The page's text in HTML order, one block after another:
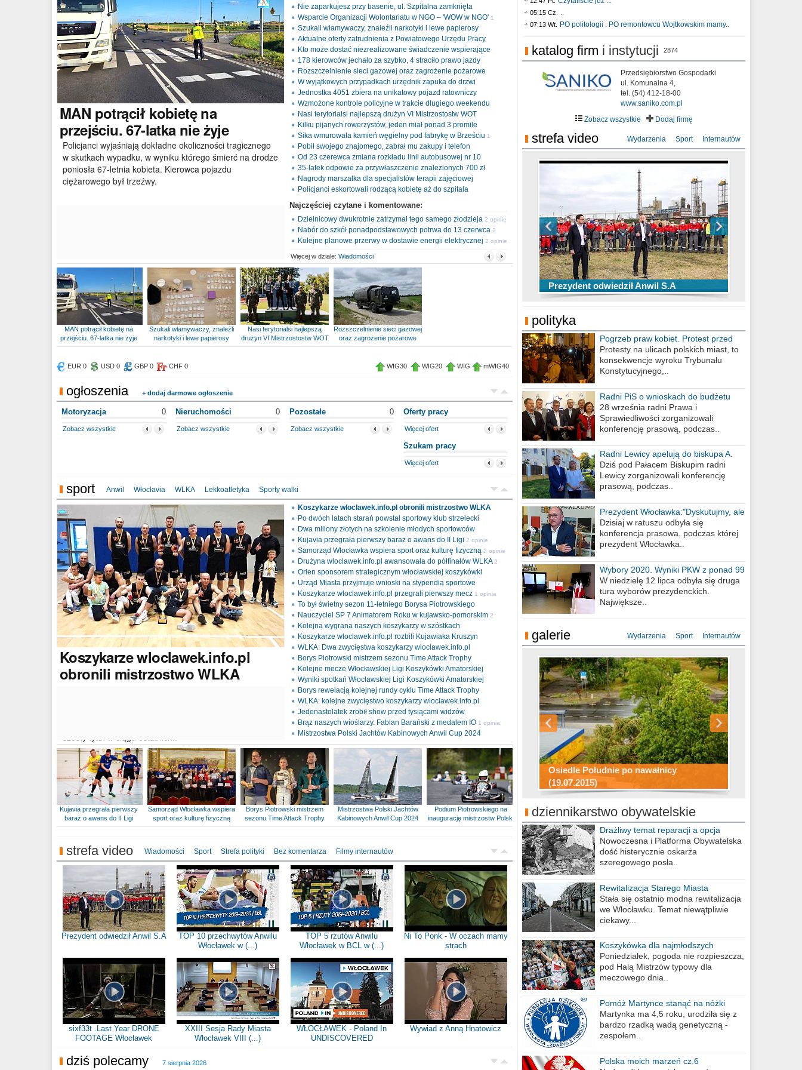
MAN potrącił kobietę na
przejściu. 67-latka nie żyje
Policjanci wyjaśniają dokładne okoliczności tragicznego
w skutkach wypadku, w wyniku którego śmierć na drodze
poniosła 67-letnia kobieta. Kierowca pojazdu
ciężarowego był trzeźwy.
Nie zaparkujesz przy basenie, ul. Szpitalna zamknięta
Wsparcie Organizacji Wolontariatu w NGO – 'WOW w NGO' 1
opinia
Szukali włamywaczy, znaleźli narkotyki i lewe papierosy
Aktualne oferty zatrudnienia z Powiatowego Urzędu Pracy
Kto może dostać niezrealizowane świadczenie wspierające
178 kierowców jechało za szybko, 4 straciło prawo jazdy
Rozszczelnienie sieci gazowej oraz zagrożenie pożarowe
W wyjątkowych przypadkach urzędnik zapuka do drzwi
Jednostka 4051 zbiera na unikatowy pojazd ratowniczy
Wzmożone kontrole policyjne w trakcie długiego weekendu
Nasi terytorialsi najlepszą drużyn VI Mistrzostostw WOT
Kilku pijanych rowerzystów, jeden miał ponad 3 promile
Sika wmurowała kamień węgielny pod fabrykę w Brześciu 1
opinia
Pobił swojego znajomego, zabrał mu zakupy i telefon
Od 23 czerewca zmiana rozkładu linii autobusowej nr 10
35-latek odpowie za przywłaszczenie znalezionych 700 zł
Nagrody marszałka dla specjalistów terapii zajęciowej
Policjanci eskortowali rodzącą kobietę aż do szpitala
Najczęściej czytane i komentowane:
Dzielnicowy dwukrotnie zatrzymał tego samego złodzieja 2 opinie
Nabór do szkół ponadpodstawowych potrwa do 13 czerwca 2
opinie
Kolejne planowe przerwy w dostawie energii elektrycznej 2 opinie
Więcej w dziale: Wiadomości
MAN potrącił kobietę na
przejściu. 67-latka nie żyje
Szukali włamywaczy, znaleźli
narkotyki i lewe papierosy
Nasi terytorialsi najlepszą
drużyn VI Mistrzostostw WOT
Rozszczelnienie sieci gazowej
oraz zagrożenie pożarowe
EUR 0 USD 0 GBP 0 CHF 0 WIG30 WIG20 WIG mWIG40
ogłoszenia + dodaj darmowe ogłoszenie
Motoryzacja 0
Zobacz wszystkie
Nieruchomości 0
Zobacz wszystkie
Pozostałe 0
Zobacz wszystkie
Oferty pracy
Więcej ofert
Szukam pracy
Więcej ofert
sport Anwil Włocłavia WLKA Lekkoatletyka Sporty walki
Koszykarzewloclawek.info.pl
obronili mistrzostwo WLKA
Koszykarze wloclawek.info.pl obronili mistrzostwo WLKA
Po dwóch latach starań powstał sportowy klub strzelecki
Dwa miliony złotych na szkolenie młodych sportowców
Kujavia przegrała pierwszy baraż o awans do II Ligi 2 opinie
Samorząd Włocławka wspiera sport oraz kulturę fizyczną 2 opinie
Drużyna wloclawek.info.pl awansowała do półfinałów WLKA 2
opinie
Orlen sponsorem strategicznym włocławskiej koszykówki
Urząd Miasta przyjmuje wnioski na stypendia sportowe
Koszykarze wloclawek.info.pl przegrali pierwszy mecz 1 opinia
To był świetny sezon 11-letniego Borysa Piotrowskiego
Nauczyciel SP 7 Animatorem Roku w kujawsko-pomorskim 2
opinie
Kolejna wygrana naszych koszykarzy w szóstkach
Koszykarze wloclawek.info.pl rozbili Kujawiaka Kruszyn
WLKA: Dwa zwycięstwa koszykarzy wloclawek.info.pl
Borys Piotrowski mistrzem sezonu Time Attack Trophy
Kolejne mecze Włocławskiej Ligi Koszykówki Amatorskiej
Wyniki spotkań Włocławskiej Ligi Koszykówki Amatorskiej
Borys rewelacją kolejnej rundy cyklu Time Attack Trophy
WLKA: kolejne zwycięstwo koszykarzy wloclawek.info.pl
Jedenastolatek zrobił show przed tysiącami widzów
Brąz naszych wioślarzy. Fabian Barański z medalem IO 1 opinia
Mistrzostwa Polski Jachtów Kabinowych Anwil Cup 2024
Kujavia przegrała pierwszy
baraż o awans do II Ligi
Samorząd Włocławka wspiera
sport oraz kulturę fizyczną
Borys Piotrowski mistrzem
sezonu Time Attack Trophy
Mistrzostwa Polski Jachtów
Kabinowych Anwil Cup 2024
Podium Piotrowskiego na
inaugurację mistrzostw Polski
strefa video Wiadomości Sport Strefa polityki Bez komentarza Filmy internautów
Prezydent odwiedził Anwil S.A
TOP 10 przechwytów Anwilu
Włocławek w (...)
TOP 5 rzutów Anwilu
Włocławek w BCL w (...)
Ni To Ponk - W oczach mamy
strach
sixf33t .Last Year DRONE
FOOTAGE Włocławek
XXIII Sesja Rady Miasta
Włocławek VIII (...)
WŁOCŁAWEK - Poland In
UNDISCOVERED
Wywiad z Anną Hnatowicz
dziś polecamy 7 sierpnia 2026
05:15 Cz. ..
07:13 Wt. PO politologii . PO remontowcu Wojtkowskim mamy..
katalog firm i instytucji 2874
Przedsiębiorstwo Gospodarki
ul. Komunalna 4,
tel. (54) 412-18-00
www.saniko.com.pl
Zobacz wszystkie
Dodaj firmę
strefa video Wydarzenia Sport Internautów
Prezydent odwiedził Anwil S.A
TOP 10 przechwytów Anwilu Włocławek
w EBL w sezonie 2019/2020
TOP 5 rzutów Anwilu Włocławek w BCL
w sezonie 2019/2020
Ni To Ponk - W oczach mamy strach
sixf33t .Last Year DRONE FOOTAGE
Włocławek
XXIII Sesja Rady Miasta Włocławek VIII
kadencji w dniu 09.06.2020 r.
polityka
Pogrzeb praw kobiet. Protest przed
biurem poselskim PiS
Protesty na ulicach polskich miast, to
konsekwencje wyroku Trybunału
Konstytucyjnego,..
Radni PiS o wnioskach do budżetu
miasta na 2021 rok
28 września radni Prawa i
Sprawiedliwości zorganizowali
konferencję prasową, podczas..
Radni Lewicy apelują do biskupa A.
Wiesława Meringa
Dziś pod Pałacem Biskupim radni
Lewicy zorganizowali konferencję
prasową, podczas..
Prezydent Włocławka:"Dyskutujmy, ale
nie obrażajmy się”
Dzisiaj w ratuszu odbyła się
konferencja prasowa, podczas której
prezydent Włocławka..
Wybory 2020. Wyniki PKW z ponad 99
procent obwodów
W niedzielę 12 lipca odbyła się druga
tura wyborów prezydenckich.
Największe..
galerie Wydarzenia Sport Internautów
Osiedle Południe po nawałnicy
(19.07.2015)
Wizytówka Włocławka
polowanie wigilijne 2014
Miasto kładzie się do snu .
Konkurs fotograficzny "Co to za
miejsca"
Ścieżka rowerowa w naszym mieście
dziennikarstwo obywatelskie
Drażliwy temat reparacji a opcja
berlińska
Nowoczesna i Platforma Obywatelska
dość histerycznie oskarża
szeregowego posła..
Rewitalizacja Starego Miasta
Stała się ostatnio modna rewitalizacja
we Włocławku. Temat niewątpliwie
ciekawy...
Koszykówka dla najmłodszych
Poniedziałek, pogoda nie rozpieszcza,
pod Halą Mistrzów typowy dla
meczowego dnia..
Pomóż Martynce stanąć na nóżki
Martynka ma 4,5 roku, urodziła się z
bardzo rzadką wadą genetyczną -
zespołem..
Polska moich marzeń cz.6